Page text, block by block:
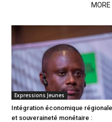
Expressions Jeunes
Intégration économique régionale
et souveraineté monétaire :